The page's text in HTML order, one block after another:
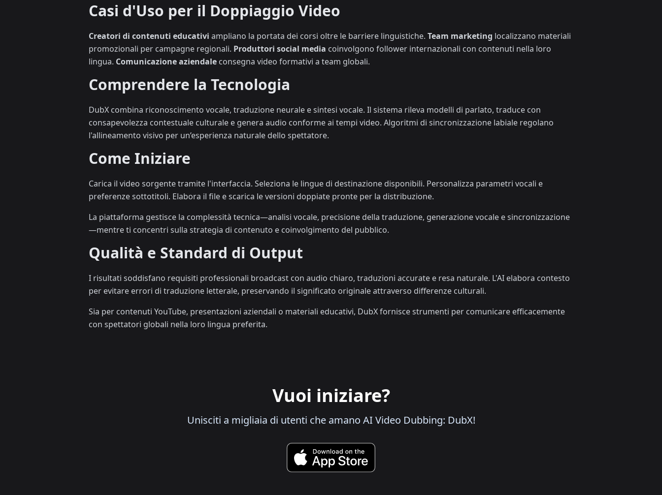
Casi d'Uso per il Doppiaggio Video
Creatori di contenuti educativi ampliano la portata dei corsi oltre le barriere linguistiche. Team marketing localizzano materiali
promozionali per campagne regionali. Produttori social media coinvolgono follower internazionali con contenuti nella loro
lingua. Comunicazione aziendale consegna video formativi a team globali.
Comprendere la Tecnologia
DubX combina riconoscimento vocale, traduzione neurale e sintesi vocale. Il sistema rileva modelli di parlato, traduce con
consapevolezza contestuale culturale e genera audio conforme ai tempi video. Algoritmi di sincronizzazione labiale regolano
l'allineamento visivo per un’esperienza naturale dello spettatore.
Come Iniziare
Carica il video sorgente tramite l'interfaccia. Seleziona le lingue di destinazione disponibili. Personalizza parametri vocali e
preferenze sottotitoli. Elabora il file e scarica le versioni doppiate pronte per la distribuzione.
La piattaforma gestisce la complessità tecnica—analisi vocale, precisione della traduzione, generazione vocale e sincronizzazione
—mentre ti concentri sulla strategia di contenuto e coinvolgimento del pubblico.
Qualità e Standard di Output
I risultati soddisfano requisiti professionali broadcast con audio chiaro, traduzioni accurate e resa naturale. L'AI elabora contesto
per evitare errori di traduzione letterale, preservando il significato originale attraverso differenze culturali.
Sia per contenuti YouTube, presentazioni aziendali o materiali educativi, DubX fornisce strumenti per comunicare efficacemente
con spettatori globali nella loro lingua preferita.
Vuoi iniziare?
Unisciti a migliaia di utenti che amano AI Video Dubbing: DubX!